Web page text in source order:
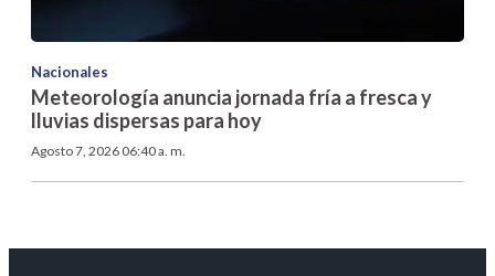
Nacionales
Meteorología anuncia jornada fría a fresca y
lluvias dispersas para hoy
Agosto 7, 2026 06:40 a. m.